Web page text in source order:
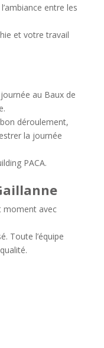
entre les
et votre travail
au Baux de
déroulement,
la journée
PACA.
moment avec
Toute l’équipe